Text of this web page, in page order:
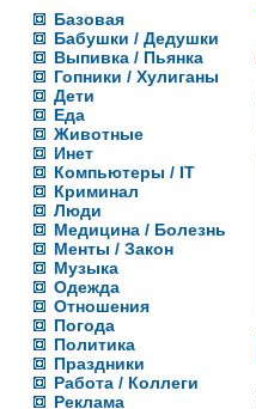
Базовая
Бабушки / Дедушки
Выпивка / Пьянка
Гопники / Хулиганы
Дети
Еда
Животные
Инет
Компьютеры / IT
Криминал
Люди
Медицина / Болезнь
Менты / Закон
Музыка
Одежда
Отношения
Погода
Политика
Праздники
Работа / Коллеги
Реклама